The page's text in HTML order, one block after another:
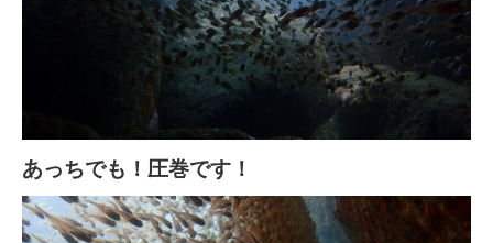
あっちでも！圧巻です！